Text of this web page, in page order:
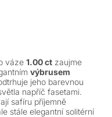
váze 1.00 ct zaujme
výbrusem
jeho barevnou
napříč fasetami.
safíru příjemně
stále elegantní solitérní